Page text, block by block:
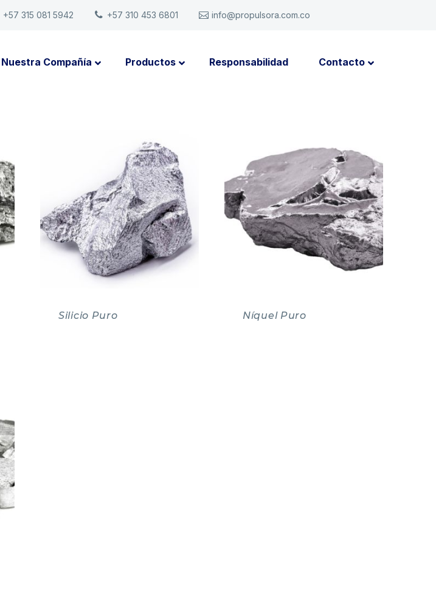
+57 315 081 5942 +57 310 453 6801 info@propulsora.com.co
Nuestra Compañía Productos Responsabilidad Contacto
Silicio Puro Níquel Puro